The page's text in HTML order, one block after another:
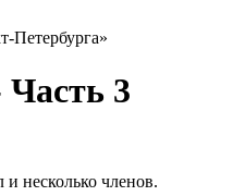
Петербурга»
3
несколько членов.